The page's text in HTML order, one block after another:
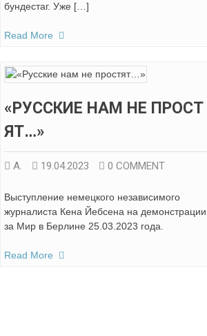
бундестаг. Уже […]
Read More
«РУССКИЕ НАМ НЕ ПРОСТ
ЯТ…»
А. 19.04.2023 0 COMMENT
Выступление немецкого независимого
журналиста Кена Йебсена на демонстрации
за Мир в Берлине 25.03.2023 года.
Read More